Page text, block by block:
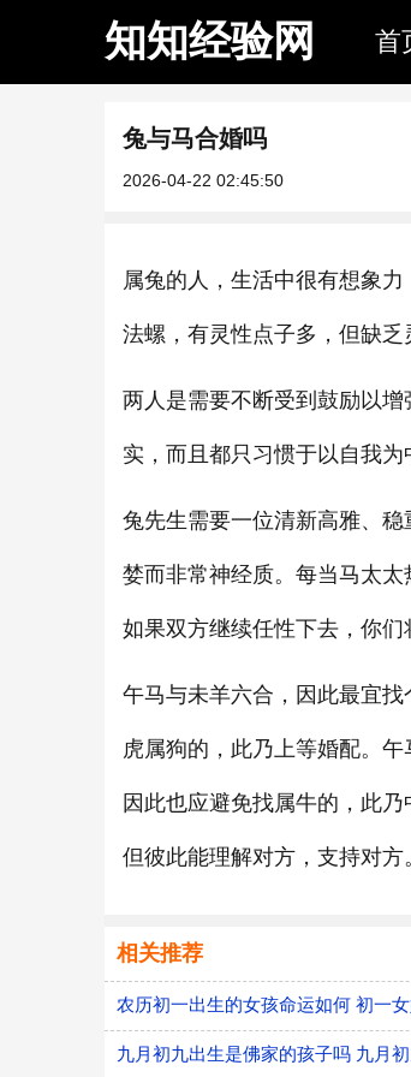
知知经验网 首
兔与马合婚吗
2026-04-22 02:45:50
属兔的人，生活中很有想象
法螺，有灵性点子多，但缺乏
两人是需要不断受到鼓励以
实，而且都只习惯于以自我为
兔先生需要一位清新高雅、
婪而非常神经质。每当马太太
如果双方继续任性下去，你们
午马与未羊六合，因此最宜
虎属狗的，此乃上等婚配。
因此也应避免找属牛的，此
但彼此能理解对方，支持对方
相关推荐
农历初一出生的女孩命运如何 初一
九月初九出生是佛家的孩子吗 九月